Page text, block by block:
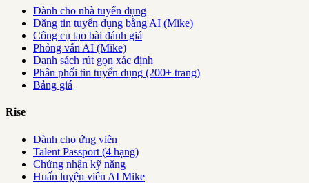
Dành cho nhà tuyển dụng
Đăng tin tuyển dụng bằng AI (Mike)
Công cụ tạo bài đánh giá
Phỏng vấn AI (Mike)
Danh sách rút gọn xác định
Phân phối tin tuyển dụng (200+ trang)
Bảng giá
Rise
Dành cho ứng viên
Talent Passport (4 hạng)
Chứng nhận kỹ năng
Huấn luyện viên AI Mike